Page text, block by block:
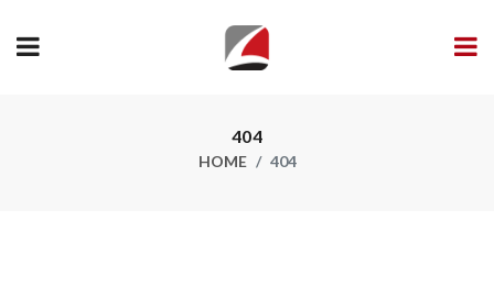
404
HOME 404